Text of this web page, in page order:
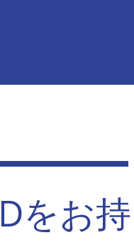
をお